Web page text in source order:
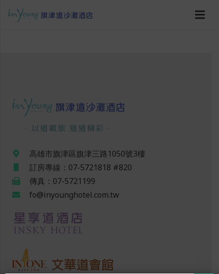
．以道載旅 道道精彩．
高雄市旗津區旗津三路1050號3樓
訂房專線：07-5721818 #820
傳真：07-5721199
fo@inyounghotel.com.tw